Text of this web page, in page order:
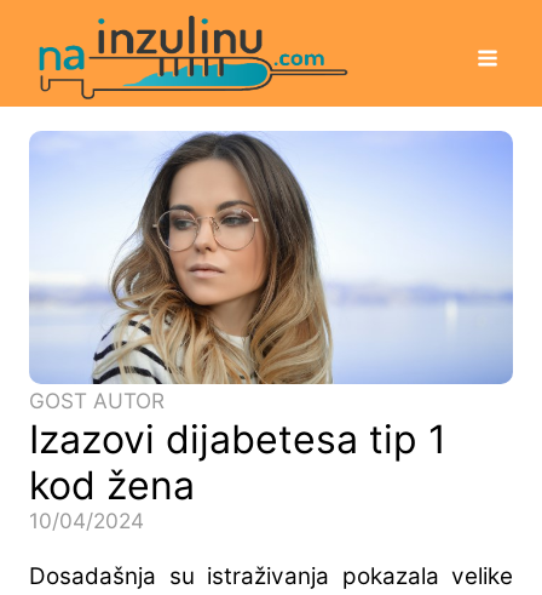
GOST AUTOR
Izazovi dijabetesa tip 1
kod žena
10/04/2024
Dosadašnja su istraživanja pokazala velike